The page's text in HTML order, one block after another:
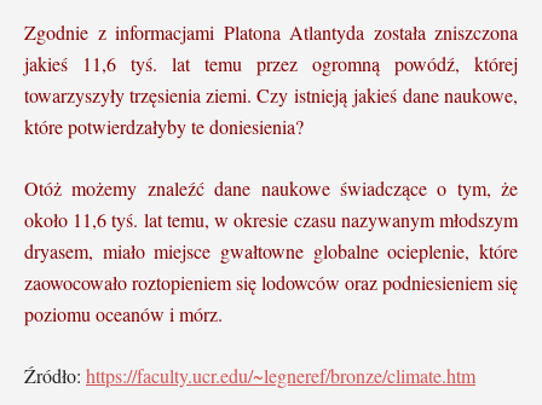
Zgodnie z informacjami Platona Atlantyda została zniszczona
jakieś 11,6 tyś. lat temu przez ogromną powódź, której
towarzyszyły trzęsienia ziemi. Czy istnieją jakieś dane naukowe,
które potwierdzałyby te doniesienia?
Otóż możemy znaleźć dane naukowe świadczące o tym, że
około 11,6 tyś. lat temu, w okresie czasu nazywanym młodszym
dryasem, miało miejsce gwałtowne globalne ocieplenie, które
zaowocowało roztopieniem się lodowców oraz podniesieniem się
poziomu oceanów i mórz.
Źródło: https://faculty.ucr.edu/~legneref/bronze/climate.htm